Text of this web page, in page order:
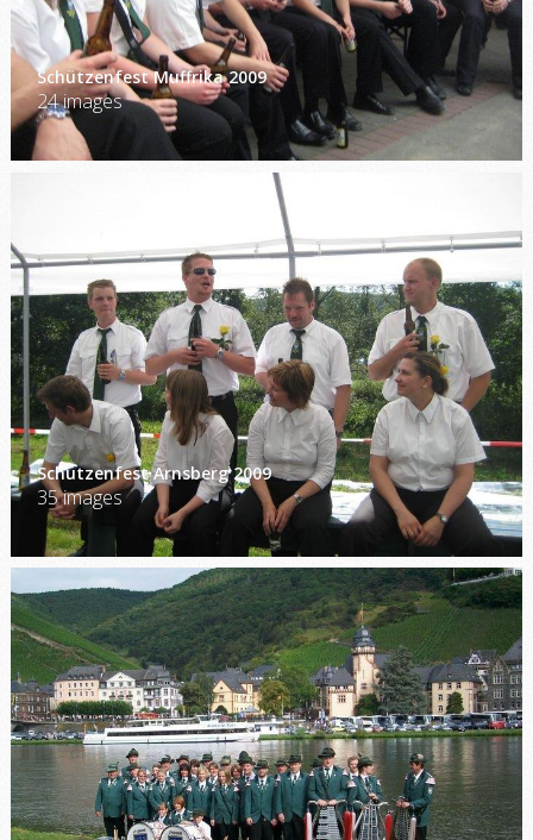
Schützenfest Muffrika 2009
24 images
Schützenfest Arnsberg 2009
35 images